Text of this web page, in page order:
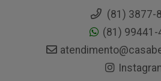
(81) 3877-
(81) 99441-